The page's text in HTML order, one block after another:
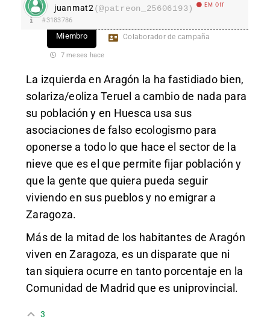
juanmat2 (@patreon_25606193) EM Off
#3183786
Miembro Colaborador de campaña
7 meses hace
La izquierda en Aragón la ha fastidiado bien,
solariza/eoliza Teruel a cambio de nada para
su población y en Huesca usa sus
asociaciones de falso ecologismo para
oponerse a todo lo que hace el sector de la
nieve que es el que permite fijar población y
que la gente que quiera pueda seguir
viviendo en sus pueblos y no emigrar a
Zaragoza.
Más de la mitad de los habitantes de Aragón
viven en Zaragoza, es un disparate que ni
tan siquiera ocurre en tanto porcentaje en la
Comunidad de Madrid que es uniprovincial.
3